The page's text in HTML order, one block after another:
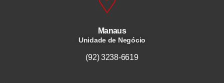
Manaus
Unidade de Negócio
(92) 3238-6619